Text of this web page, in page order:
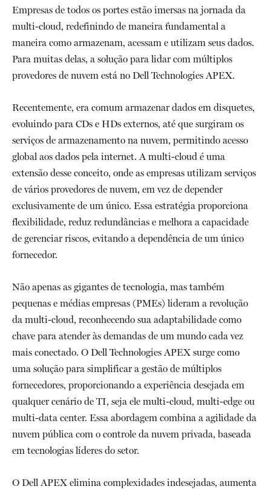
Empresas de todos os portes estão imersas na jornada da
multi-cloud, redefinindo de maneira fundamental a
maneira como armazenam, acessam e utilizam seus dados.
Para muitas delas, a solução para lidar com múltiplos
provedores de nuvem está no Dell Technologies APEX.
Recentemente, era comum armazenar dados em disquetes,
evoluindo para CDs e HDs externos, até que surgiram os
serviços de armazenamento na nuvem, permitindo acesso
global aos dados pela internet. A multi-cloud é uma
extensão desse conceito, onde as empresas utilizam serviços
de vários provedores de nuvem, em vez de depender
exclusivamente de um único. Essa estratégia proporciona
flexibilidade, reduz redundâncias e melhora a capacidade
de gerenciar riscos, evitando a dependência de um único
fornecedor.
Não apenas as gigantes de tecnologia, mas também
pequenas e médias empresas (PMEs) lideram a revolução
da multi-cloud, reconhecendo sua adaptabilidade como
chave para atender às demandas de um mundo cada vez
mais conectado. O Dell Technologies APEX surge como
uma solução para simplificar a gestão de múltiplos
fornecedores, proporcionando a experiência desejada em
qualquer cenário de TI, seja ele multi-cloud, multi-edge ou
multi-data center. Essa abordagem combina a agilidade da
nuvem pública com o controle da nuvem privada, baseada
em tecnologias líderes do setor.
O Dell APEX elimina complexidades indesejadas, aumenta